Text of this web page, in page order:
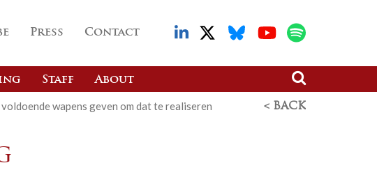
Press Contact
Staff About
wapens geven om dat te realiseren < BACK